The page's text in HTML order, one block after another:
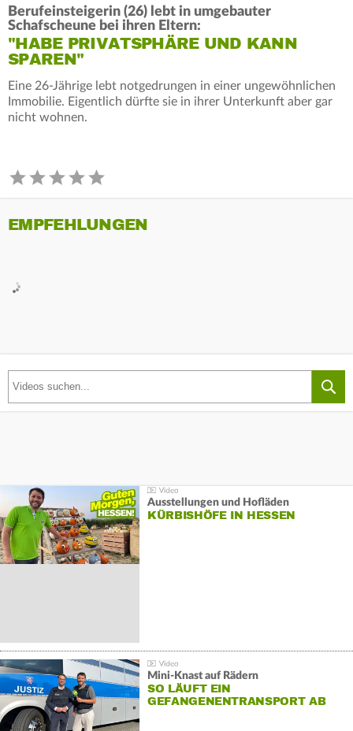
Berufeinsteigerin (26) lebt in umgebauter
Schafscheune bei ihren Eltern:
"HABE PRIVATSPHÄRE UND KANN
SPAREN"
Eine 26-Jährige lebt notgedrungen in einer ungewöhnlichen
Immobilie. Eigentlich dürfte sie in ihrer Unterkunft aber gar
nicht wohnen.
EMPFEHLUNGEN
Ausstellungen und Hofläden
KÜRBISHÖFE IN HESSEN
Mini-Knast auf Rädern
SO LÄUFT EIN
GEFANGENENTRANSPORT AB